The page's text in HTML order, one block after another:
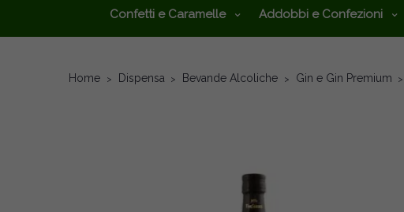
Confetti e Caramelle Addobbi e Confezioni
Home Dispensa Bevande Alcoliche Gin e Gin Premium